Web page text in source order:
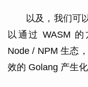
以及，我们可
以通过 WASM
Node / NPM 生态
效的 Golang 产生